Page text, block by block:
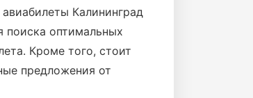
Калининград
поиска оптимальных
Кроме того, стоит
предложения от